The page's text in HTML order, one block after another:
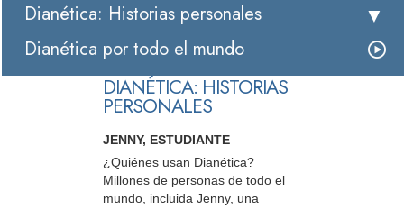
Dianética: Historias personales
Dianética por todo el mundo
DIANÉTICA: HISTORIAS
PERSONALES
JENNY, ESTUDIANTE
¿Quiénes usan Dianética?
Millones de personas de todo el
mundo, incluida Jenny, una